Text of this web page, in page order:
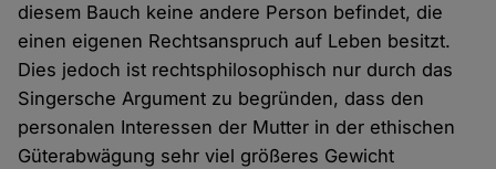
diesem Bauch keine andere Person befindet, die
einen eigenen Rechtsanspruch auf Leben besitzt.
Dies jedoch ist rechtsphilosophisch nur durch das
Singersche Argument zu begründen, dass den
personalen Interessen der Mutter in der ethischen
Güterabwägung sehr viel größeres Gewicht